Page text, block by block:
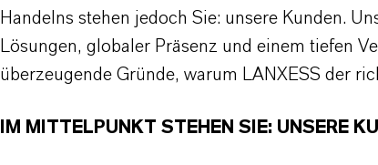
Handelns stehen jedoch Sie: unsere Kunden.
Lösungen, globaler Präsenz und einem tiefen
überzeugende Gründe, warum LANXESS der
IM MITTELPUNKT STEHEN SIE: UNSERE